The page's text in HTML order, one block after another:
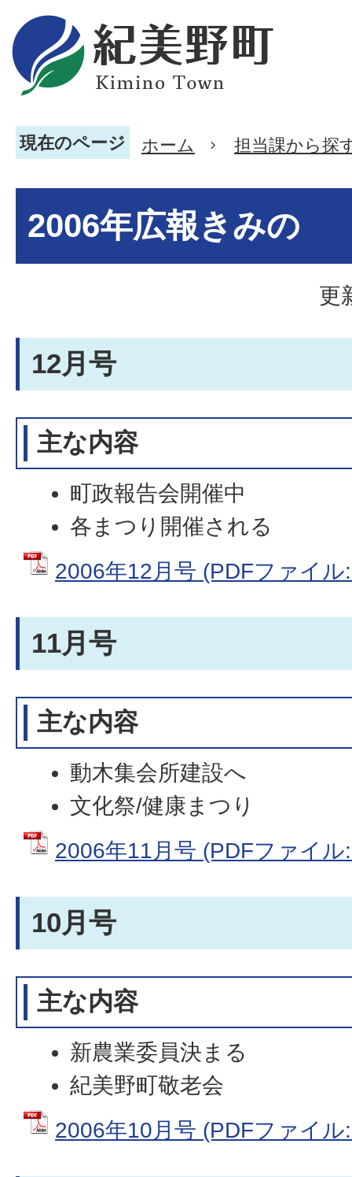
現在のページ ホーム 担当課から探
2006年広報きみの
更
12月号
主な内容
町政報告会開催中
各まつり開催される
2006年12月号 (PDFファイル
11月号
主な内容
動木集会所建設へ
文化祭/健康まつり
2006年11月号 (PDFファイル
10月号
主な内容
新農業委員決まる
紀美野町敬老会
2006年10月号 (PDFファイル